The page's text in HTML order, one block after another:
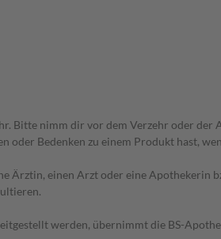
Bitte nimm dir vor dem Verzehr oder
oder Bedenken zu einem Produkt hast,
einen Arzt oder eine Apothekerin
werden, übernimmt die BS-